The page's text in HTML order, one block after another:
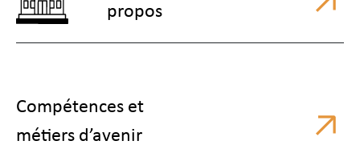
propos
Compétences et
métiers d’avenir